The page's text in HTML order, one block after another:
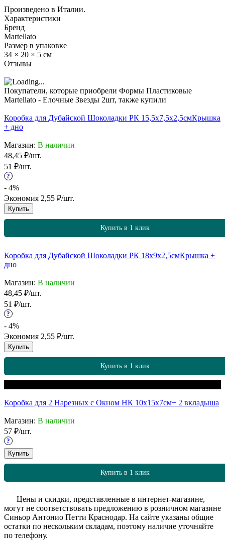
Произведено в Италии.
Характеристики
Бренд
Martellato
Размер в упаковке
34 × 20 × 5 см
Отзывы
Покупатели, которые приобрели Формы Пластиковые
Martellato - Елочные Звезды 2шт, также купили
Коробка для Дубайской Шоколадки РК 15,5х7,5х2,5смКрышка
+ дно
Магазин: В наличии
48,45 ₽/шт.
51 ₽/шт.
?
- 4%
Экономия 2,55 ₽/шт.
Купить
Купить в 1 клик
Коробка для Дубайской Шоколадки РК 18х9х2,5смКрышка +
дно
Магазин: В наличии
48,45 ₽/шт.
51 ₽/шт.
?
- 4%
Экономия 2,55 ₽/шт.
Купить
Купить в 1 клик
Коробка для 2 Нарезных с Окном НК 10х15х7см+ 2 вкладыша
Магазин: В наличии
57 ₽/шт.
?
Купить
Купить в 1 клик
Цены и скидки, представленные в интернет-магазине,
могут не соответствовать предложению в розничном магазине
Синьор Антонио Петти Краснодар. На сайте указаны общие
остатки по нескольким складам, поэтому наличие уточняйте
по телефону.